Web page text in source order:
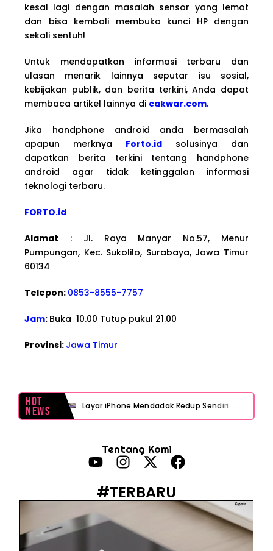
kesal lagi dengan masalah sensor yang lemot
dan bisa kembali membuka kunci HP dengan
sekali sentuh!
Untuk mendapatkan informasi terbaru dan
ulasan menarik lainnya seputar isu sosial,
kebijakan publik, dan berita terkini, Anda dapat
membaca artikel lainnya di cakwar.com.
Jika handphone android anda bermasalah
apapun merknya Forto.id solusinya dan
dapatkan berita terkini tentang handphone
android agar tidak ketinggalan informasi
teknologi terbaru.
FORTO.id
Alamat : Jl. Raya Manyar No.57, Menur
Pumpungan, Kec. Sukolilo, Surabaya, Jawa Timur
60134
Telepon: 0853-8555-7757
Jam: Buka 10.00 Tutup pukul 21.00
Provinsi: Jawa Timur
Hot
News Layar iPhone Mendadak Redup Sendiri Padahal Auto-Brightness Mati? Ini Penyebab & Solusinya!
Prabowo Sebut ‘Londo Ireng’, Ray Rangkuti Desak DPR Bersikap, Ini Ulasan Politiknya
MAKI Soroti Penahanan Eks Jampidsus Febrie Adriansyah Tanpa Rompi Pink
Tentang Kami
#TERBARU